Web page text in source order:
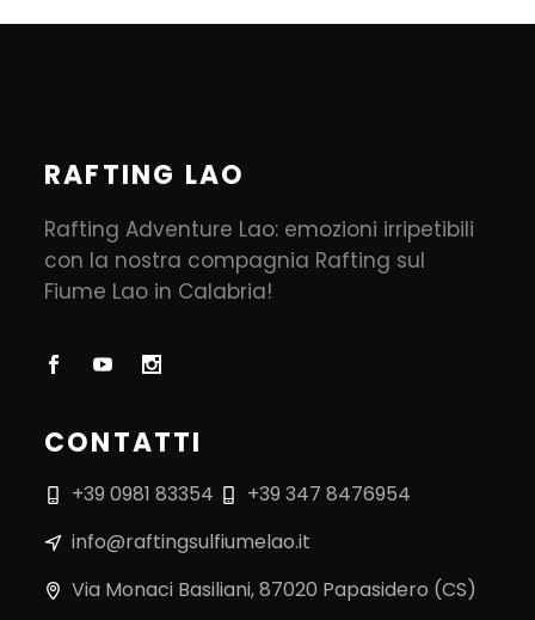
RAFTING LAO
Rafting Adventure Lao: emozioni irripetibili
con la nostra compagnia Rafting sul
Fiume Lao in Calabria!
CONTATTI
+39 0981 83354
+39 347 8476954
info@raftingsulfiumelao.it
Via Monaci Basiliani, 87020 Papasidero (CS)